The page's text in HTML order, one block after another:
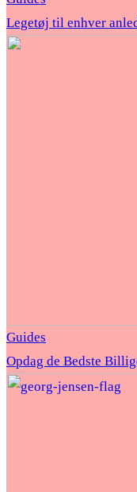
Legetøj til enhver
Guides
Opdag de Bedste